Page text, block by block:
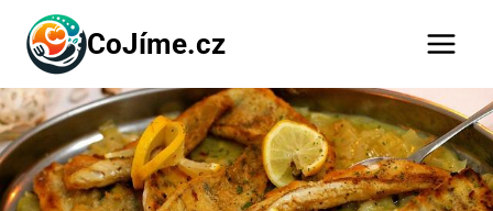
Přeskočit
obsah
CoJíme.cz